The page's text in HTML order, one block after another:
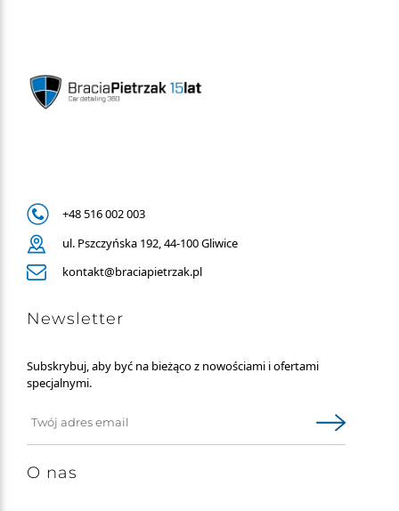
O nas
Newsletter
Subskrybuj, aby być na bieżąco z nowościami i ofertami
specjalnymi.
+48 516 002 003
ul. Pszczyńska 192, 44-100 Gliwice
kontakt@braciapietrzak.pl